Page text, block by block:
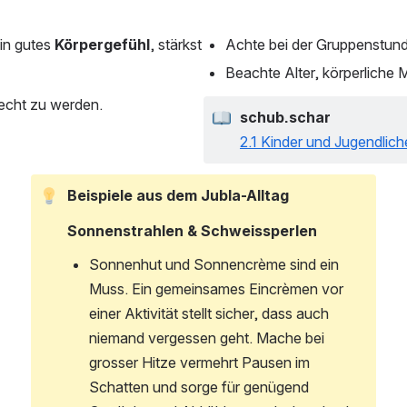
gutes Körpergefühl, stärkst
zu werden.
Achte bei der
Beachte Alter, körperliche
schub.schar
2.1 Kinder und
Beispiele aus dem Jubla-Alltag
Sonnenstrahlen & Schweissperlen
Sonnenhut und Sonnencrème sind ein
Muss. Ein gemeinsames Eincrèmen vor
einer Aktivität stellt sicher, dass auch
niemand vergessen geht. Mache bei
grosser Hitze vermehrt Pausen im
Schatten und sorge für genügend